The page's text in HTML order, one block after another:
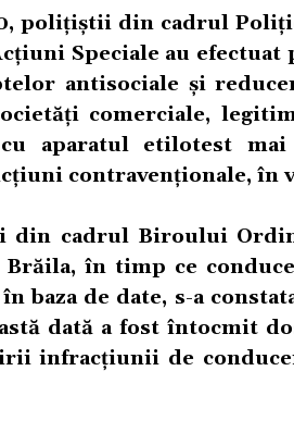
polițiștii din cadrul
Speciale au efectuat
antisociale și
comerciale,
aparatul etilotest
contravenționale, în
din cadrul Biroului
în timp ce
de date, s-a
dată a fost întocmit
infracțiunii de